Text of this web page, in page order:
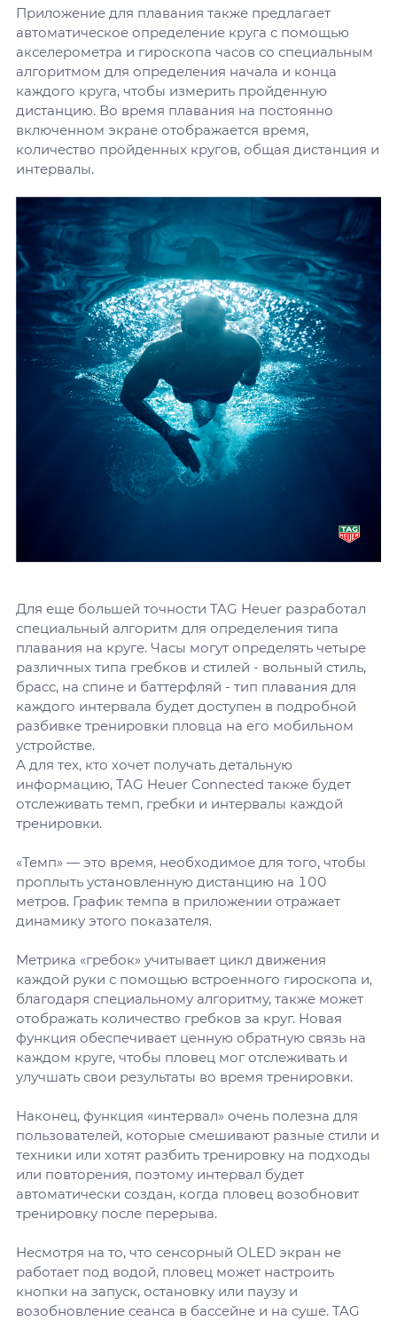
Приложение для плавания также предлагает
автоматическое определение круга с помощью
акселерометра и гироскопа часов со специальным
алгоритмом для определения начала и конца
каждого круга, чтобы измерить пройденную
дистанцию. Во время плавания на постоянно
включенном экране отображается время,
количество пройденных кругов, общая дистанция и
интервалы.
Для еще большей точности TAG Heuer разработал
специальный алгоритм для определения типа
плавания на круге. Часы могут определять четыре
различных типа гребков и стилей - вольный стиль,
брасс, на спине и баттерфляй - тип плавания для
каждого интервала будет доступен в подробной
разбивке тренировки пловца на его мобильном
устройстве.
А для тех, кто хочет получать детальную
информацию, TAG Heuer Connected также будет
отслеживать темп, гребки и интервалы каждой
тренировки.
«Темп» — это время, необходимое для того, чтобы
проплыть установленную дистанцию на 100
метров. График темпа в приложении отражает
динамику этого показателя.
Метрика «гребок» учитывает цикл движения
каждой руки с помощью встроенного гироскопа и,
благодаря специальному алгоритму, также может
отображать количество гребков за круг. Новая
функция обеспечивает ценную обратную связь на
каждом круге, чтобы пловец мог отслеживать и
улучшать свои результаты во время тренировки.
Наконец, функция «интервал» очень полезна для
пользователей, которые смешивают разные стили и
техники или хотят разбить тренировку на подходы
или повторения, поэтому интервал будет
автоматически создан, когда пловец возобновит
тренировку после перерыва.
Несмотря на то, что сенсорный OLED экран не
работает под водой, пловец может настроить
кнопки на запуск, остановку или паузу и
возобновление сеанса в бассейне и на суше. TAG